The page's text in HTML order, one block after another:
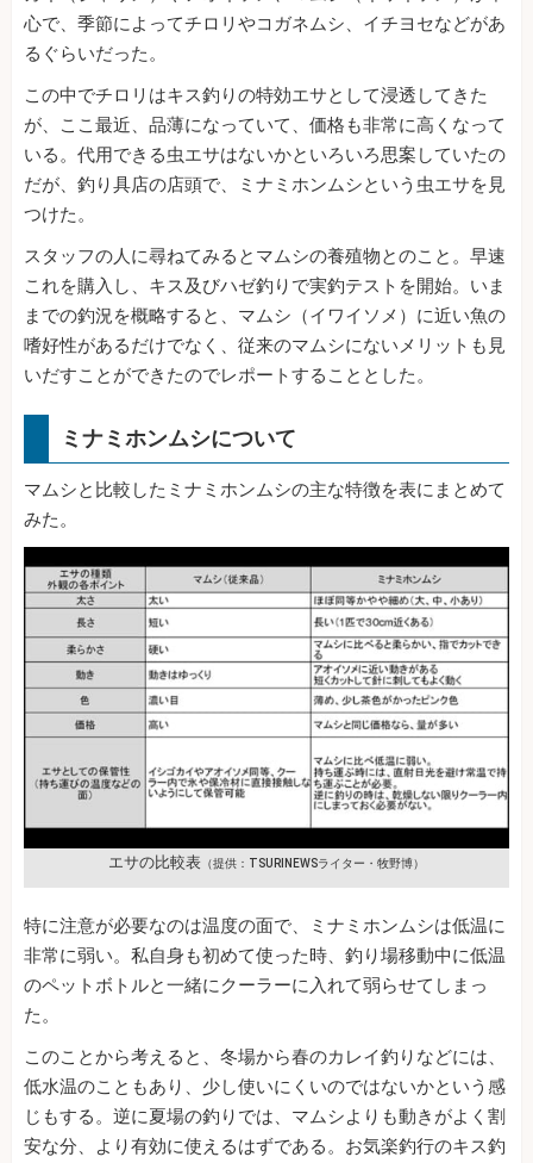
心で、季節によってチロリやコガネムシ、イチヨセなどがあ
るぐらいだった。
この中でチロリはキス釣りの特効エサとして浸透してきた
が、ここ最近、品薄になっていて、価格も非常に高くなって
いる。代用できる虫エサはないかといろいろ思案していたの
だが、釣り具店の店頭で、ミナミホンムシという虫エサを見
つけた。
スタッフの人に尋ねてみるとマムシの養殖物とのこと。早速
これを購入し、キス及びハゼ釣りで実釣テストを開始。いま
までの釣況を概略すると、マムシ（イワイソメ）に近い魚の
嗜好性があるだけでなく、従来のマムシにないメリットも見
いだすことができたのでレポートすることとした。
ミナミホンムシについて
マムシと比較したミナミホンムシの主な特徴を表にまとめて
みた。
エサの比較表 （提供：TSURINEWSライター・牧野博）
特に注意が必要なのは温度の面で、ミナミホンムシは低温に
非常に弱い。私自身も初めて使った時、釣り場移動中に低温
のペットボトルと一緒にクーラーに入れて弱らせてしまっ
た。
このことから考えると、冬場から春のカレイ釣りなどには、
低水温のこともあり、少し使いにくいのではないかという感
じもする。逆に夏場の釣りでは、マムシよりも動きがよく割
安な分、より有効に使えるはずである。お気楽釣行のキス釣